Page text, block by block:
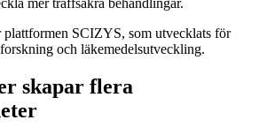
plattformen SCIZYS, som utvecklats för
och läkemedelsutveckling.
skapar flera